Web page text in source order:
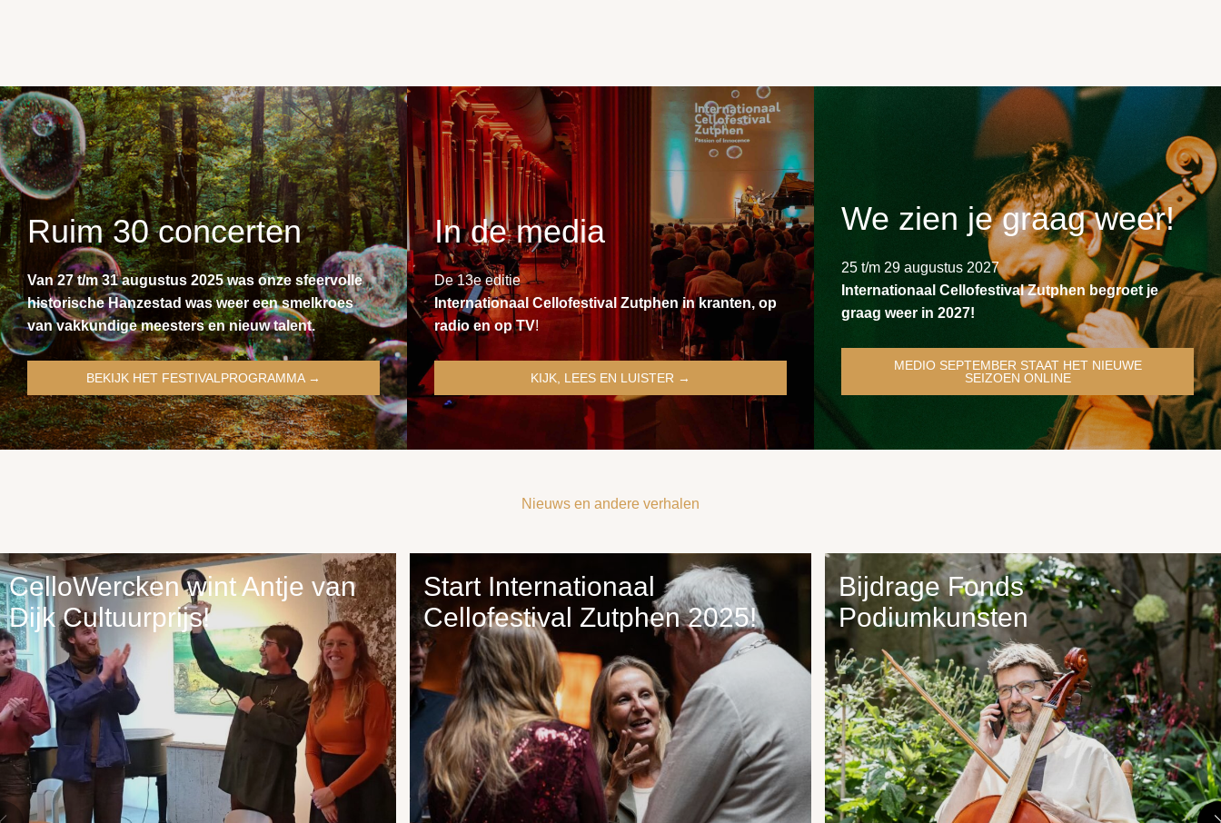
Ruim 30 concerten
Van 27 t/m 31 augustus 2025 was onze sfeervolle
historische Hanzestad was weer een smelkroes
van vakkundige meesters en nieuw talent.
BEKIJK HET FESTIVALPROGRAMMA →
In de media
De 13e editie
Internationaal Cellofestival Zutphen in kranten, op
radio en op TV!
KIJK, LEES EN LUISTER →
We zien je graag weer!
25 t/m 29 augustus 2027
Internationaal Cellofestival Zutphen begroet je
graag weer in 2027!
MEDIO SEPTEMBER STAAT HET NIEUWE
SEIZOEN ONLINE
Nieuws en andere verhalen
CelloWercken wint Antje van
Dijk Cultuurprijs!
Start Internationaal
Cellofestival Zutphen 2025!
Bijdrage Fonds
Podiumkunsten